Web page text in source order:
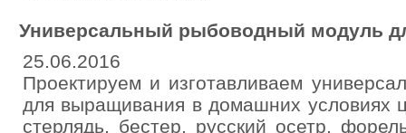
Универсальный рыбоводный модуль
25.06.2016
Проектируем и изготавливаем
для выращивания в домашних условиях
стерлядь, бестер, русский осетр,